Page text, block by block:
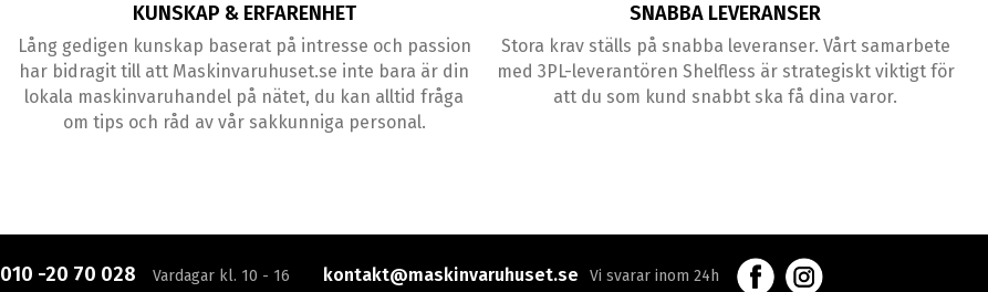
KUNSKAP & ERFARENHET
Lång gedigen kunskap baserat på intresse och passion
har bidragit till att Maskinvaruhuset.se inte bara är din
lokala maskinvaruhandel på nätet, du kan alltid fråga
om tips och råd av vår sakkunniga personal.
SNABBA LEVERANSER
Stora krav ställs på snabba leveranser. Vårt samarbete
med 3PL-leverantören Shelfless är strategiskt viktigt för
att du som kund snabbt ska få dina varor.
010 -20 70 028 Vardagar kl. 10 - 16 kontakt@maskinvaruhuset.se Vi svarar inom 24h